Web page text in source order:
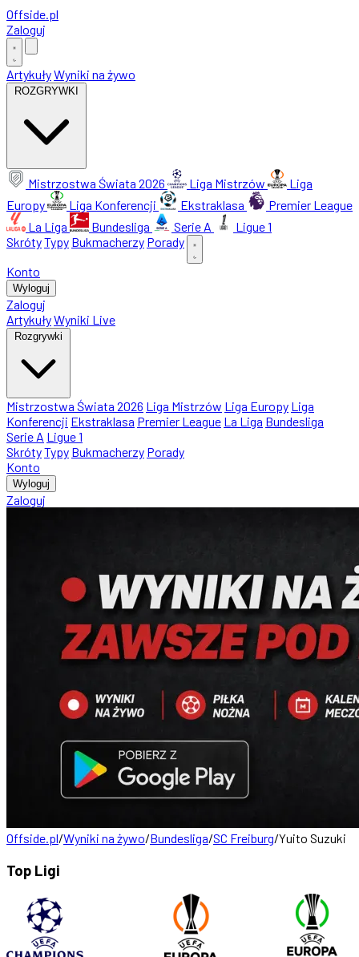
Offside.pl
Zaloguj
ArtykułyWyniki na żywo
ROZGRYWKI
Mistrzostwa Świata 2026 Liga Mistrzów
Liga
Europy
Liga Konferencji Ekstraklasa
Premier League
La Liga
Bundesliga Serie A
Ligue 1
SkrótyTypy Bukmacherzy Porady
Konto
Wyloguj
Zaloguj
ArtykułyWyniki Live
Rozgrywki
Mistrzostwa Świata 2026 Liga Mistrzów Liga Europy Liga
Konferencji Ekstraklasa Premier League La Liga Bundesliga
Serie A Ligue 1
SkrótyTypy Bukmacherzy Porady
Konto
Wyloguj
Zaloguj
Offside.pl/Wyniki na żywo/Bundesliga/SC Freiburg/Yuito Suzuki
Top Ligi